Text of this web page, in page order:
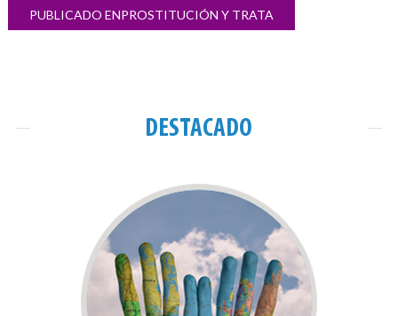
Galería
Navegación
de
PUBLICADO ENPROSTITUCIÓN Y TRATA
DESTACADO